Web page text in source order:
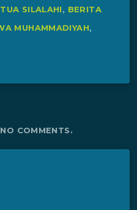
SILALAHI, BERITA
MUHAMMADIYAH,
COMMENTS.